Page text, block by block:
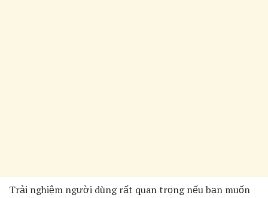
Trải nghiệm người dùng rất quan trọng nếu bạn muốn